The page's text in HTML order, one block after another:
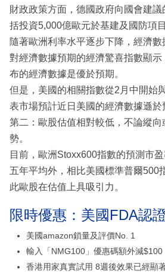
財政政策方面，德國政府向國會建
括投資5,000億歐元於基建及國防項目
隨著歐洲利率水平逐步下降，經濟
對經濟數據預期的經濟驚喜指數顯
布的經濟數據是優於預期。
但是，美國的相關指數從2月中開始
表市場預計近日美國的經濟數據遜於
第二：歐股估值相對較低，不論縱
勢。
目前，歐洲Stoxx600指數的預測市
五年平均外，相比美國標準普爾500
此歐股在估值上具吸引力。
限時優惠：美國FDA認
美國amazon鎖量及評價No. 1
輸入「NMG100」優惠碼額外減$100
香港用家真實試用 8週後效果已經顯